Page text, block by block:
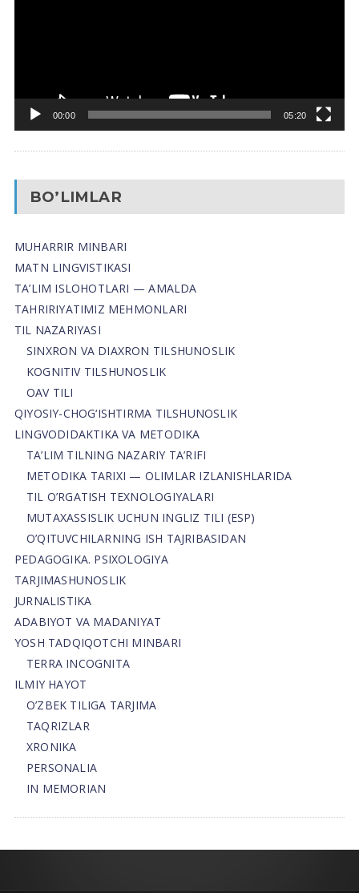
00:00 05:20
BO’LIMLAR
MUHARRIR MINBARI
MATN LINGVISTIKASI
TA’LIM ISLOHOTLARI — AMALDA
TAHRIRIYATIMIZ MEHMONLARI
TIL NAZARIYASI
SINXRON VA DIAXRON TILSHUNOSLIK
KOGNITIV TILSHUNOSLIK
OAV TILI
QIYOSIY-CHOG‘ISHTIRMA TILSHUNOSLIK
LINGVODIDAKTIKA VA METODIKA
TA’LIM TILNING NAZARIY TA’RIFI
METODIKA TARIXI — OLIMLAR IZLANISHLARIDA
TIL O’RGATISH TEXNOLOGIYALARI
MUTAXASSISLIK UCHUN INGLIZ TILI (ESP)
O’QITUVCHILARNING ISH TAJRIBASIDAN
PEDAGOGIKA. PSIXOLOGIYA
TARJIMASHUNOSLIK
JURNALISTIKA
ADABIYOT VA MADANIYAT
YOSH TADQIQOTCHI MINBARI
TERRA INCOGNITA
ILMIY HAYOT
O’ZBEK TILIGA TARJIMA
TAQRIZLAR
XRONIKA
PERSONALIA
IN MEMORIAN